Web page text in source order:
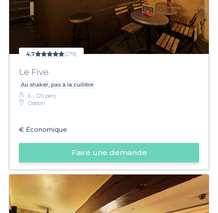
4,7 (279)
Le Five
Au shaker, pas à la cuillère
6 - 120 pers.
Odéon
€ Économique
Faire une demande